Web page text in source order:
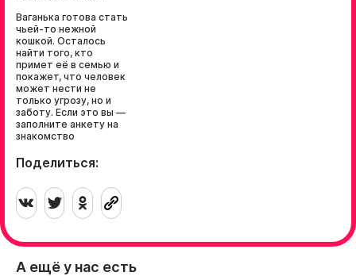
Ваганька готова стать
чьей-то нежной
кошкой. Осталось
найти того, кто
примет её в семью и
покажет, что человек
может нести не
только угрозу, но и
заботу. Если это вы —
заполните анкету на
знакомство
Поделиться:
А ещё у нас есть